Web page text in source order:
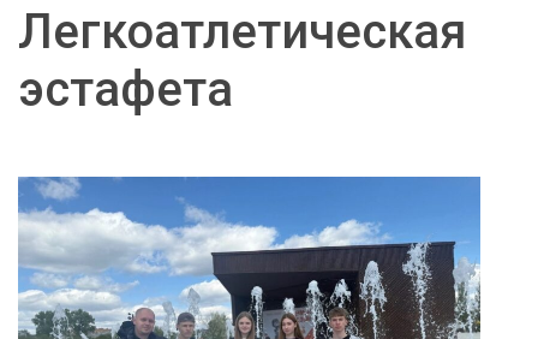
Легкоатлетическая
эстафета